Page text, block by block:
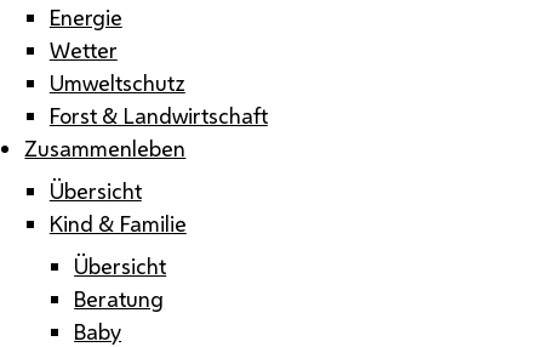
Energie
Wetter
Umweltschutz
Forst & Landwirtschaft
Zusammenleben
Übersicht
Kind & Familie
Übersicht
Beratung
Baby